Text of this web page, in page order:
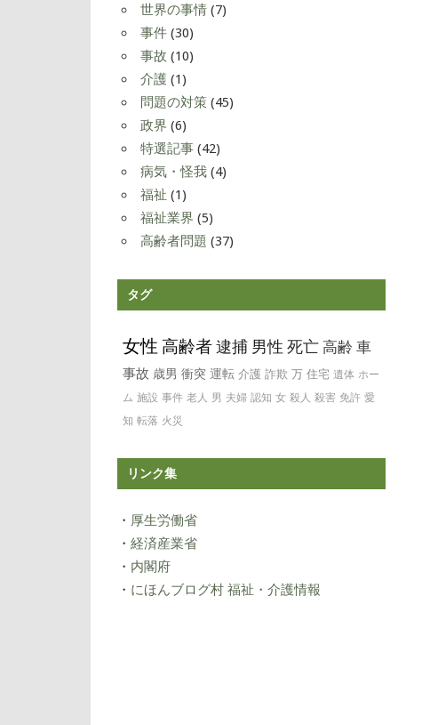
世界の事情(7)
事件(30)
事故 (10)
介護 (1)
問題の対策(45)
政界 (6)
特選記事(42)
病気・怪我(4)
福祉 (1)
福祉業界 (5)
高齢者問題 (37)
タグ
女性 高齢者逮捕 男性 死亡 高齢 車
事故 歳男 衝突 運転 介護 詐欺 万 住宅 遺体 ホー
ム 施設 事件 老人 男 夫婦 認知 女 殺人 殺害 免許 愛
知 転落 火災
リンク集
・ 厚生労働省
・ 経済産業省
・ 内閣府
・ にほんブログ村 福祉・介護情報